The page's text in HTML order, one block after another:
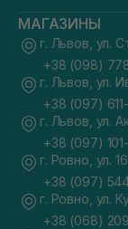
МАГАЗИНЫ
г. Львов, ул.
+38 (098)
г. Львов, ул.
+38 (097)
г. Львов, ул.
+38 (097)
г. Ровно, ул.
+38 (097)
г. Ровно, ул.
+38 (068)